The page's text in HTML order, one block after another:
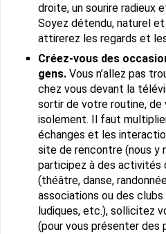
droite, un sourire radieux
Soyez détendu, naturel
attirerez les regards et
Créez-vous des
gens.Vous n’allez pas
chez vous devant la
sortir de votre routine,
isolement. Il faut
échanges et les
site de rencontre (nous y
participez à des activités
(théâtre, danse,
associations ou des
ludiques, etc.), sollicitez
(pour vous présenter des